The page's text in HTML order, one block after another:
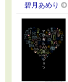
碧月あめり